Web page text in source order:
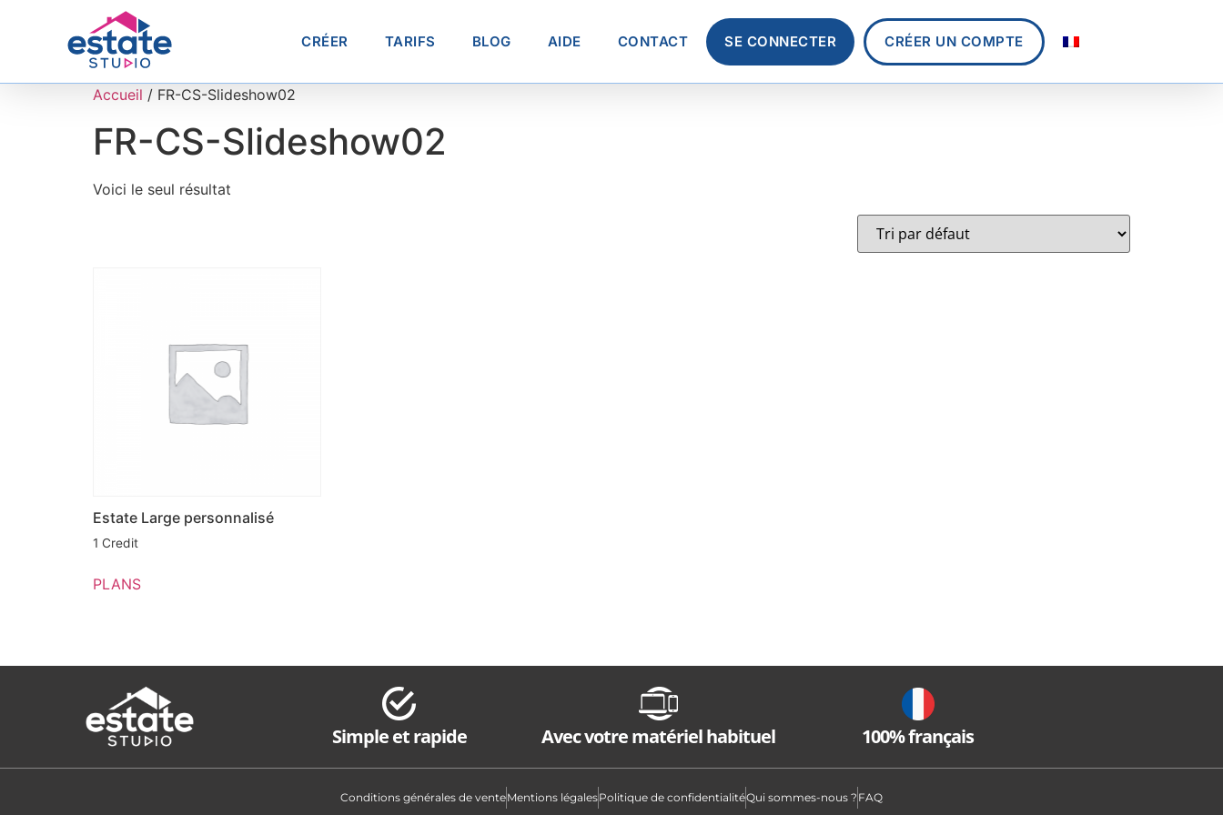
CRÉER TARIFS BLOG AIDE CONTACT SE CONNECTER CRÉER UN COMPTE
Accueil / FR-CS-Slideshow02
FR-CS-Slideshow02
Voici le seul résultat
Estate Large personnalisé
1 Credit
PLANS
Simple et rapide Avec votre matériel habituel 100% français
Conditions générales de venteMentions légalesPolitique de confidentialitéQui sommes-nous ? FAQ